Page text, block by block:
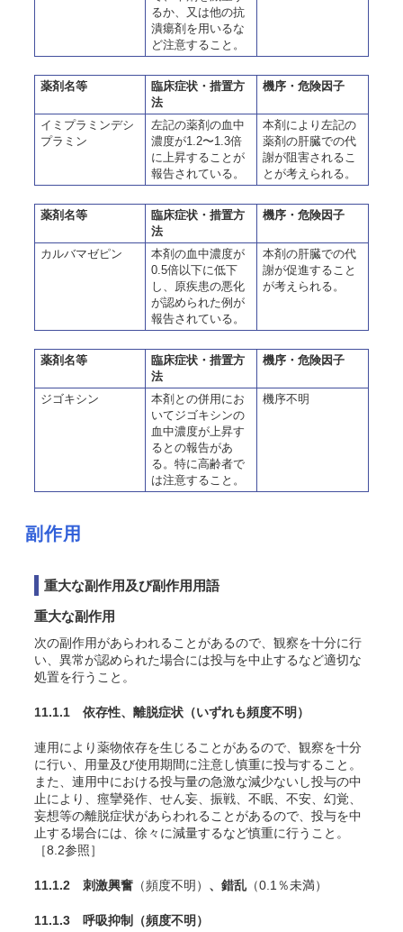
るか、又は他の抗
潰瘍剤を用いるな
ど注意すること。
薬剤名等
臨床症状・措置方
法
機序・危険因子
イミプラミンデシ
プラミン
左記の薬剤の血中
濃度が1.2〜1.3倍
に上昇することが
報告されている。
本剤により左記の
薬剤の肝臓での代
謝が阻害されるこ
とが考えられる。
薬剤名等
臨床症状・措置方
法
機序・危険因子
カルバマゼピン
本剤の血中濃度が
0.5倍以下に低下
し、原疾患の悪化
が認められた例が
報告されている。
本剤の肝臓での代
謝が促進すること
が考えられる。
薬剤名等
臨床症状・措置方
法
機序・危険因子
ジゴキシン
本剤との併用にお
いてジゴキシンの
血中濃度が上昇す
るとの報告があ
る。特に高齢者で
は注意すること。
機序不明
副作用
重大な副作用及び副作用用語
重大な副作用
次の副作用があらわれることがあるので、観察を十分に行
い、異常が認められた場合には投与を中止するなど適切な
処置を行うこと。
11.1.1 依存性、離脱症状 （いずれも頻度不明）
連用により薬物依存を生じることがあるので、観察を十分
に行い、用量及び使用期間に注意し慎重に投与すること。
また、連用中における投与量の急激な減少ないし投与の中
止により、痙攣発作、せん妄、振戦、不眠、不安、幻覚、
妄想等の離脱症状があらわれることがあるので、投与を中
止する場合には、徐々に減量するなど慎重に行うこと。
［8.2参照］
11.1.2 刺激興奮 （頻度不明） 、錯乱 （0.1％未満）
11.1.3 呼吸抑制 （頻度不明）